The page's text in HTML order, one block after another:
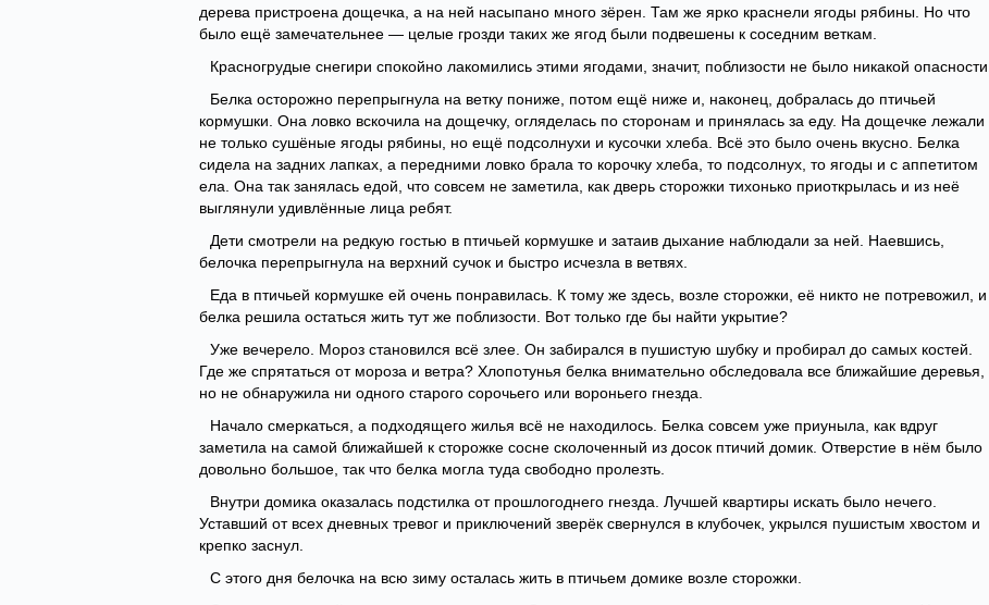
дерева пристроена дощечка, а на ней насыпано много зёрен. Там же ярко краснели ягоды рябины. Но что
было ещё замечательнее — целые грозди таких же ягод были подвешены к соседним веткам.
Красногрудые снегири спокойно лакомились этими ягодами, значит, поблизости не было никакой опасности.
Белка осторожно перепрыгнула на ветку пониже, потом ещё ниже и, наконец, добралась до птичьей
кормушки. Она ловко вскочила на дощечку, огляделась по сторонам и принялась за еду. На дощечке лежали
не только сушёные ягоды рябины, но ещё подсолнухи и кусочки хлеба. Всё это было очень вкусно. Белка
сидела на задних лапках, а передними ловко брала то корочку хлеба, то подсолнух, то ягоды и с аппетитом
ела. Она так занялась едой, что совсем не заметила, как дверь сторожки тихонько приоткрылась и из неё
выглянули удивлённые лица ребят.
Дети смотрели на редкую гостью в птичьей кормушке и затаив дыхание наблюдали за ней. Наевшись,
белочка перепрыгнула на верхний сучок и быстро исчезла в ветвях.
Еда в птичьей кормушке ей очень понравилась. К тому же здесь, возле сторожки, её никто не потревожил, и
белка решила остаться жить тут же поблизости. Вот только где бы найти укрытие?
Уже вечерело. Мороз становился всё злее. Он забирался в пушистую шубку и пробирал до самых костей.
Где же спрятаться от мороза и ветра? Хлопотунья белка внимательно обследовала все ближайшие деревья,
но не обнаружила ни одного старого сорочьего или вороньего гнезда.
Начало смеркаться, а подходящего жилья всё не находилось. Белка совсем уже приуныла, как вдруг
заметила на самой ближайшей к сторожке сосне сколоченный из досок птичий домик. Отверстие в нём было
довольно большое, так что белка могла туда свободно пролезть.
Внутри домика оказалась подстилка от прошлогоднего гнезда. Лучшей квартиры искать было нечего.
Уставший от всех дневных тревог и приключений зверёк свернулся в клубочек, укрылся пушистым хвостом и
крепко заснул.
С этого дня белочка на всю зиму осталась жить в птичьем домике возле сторожки.